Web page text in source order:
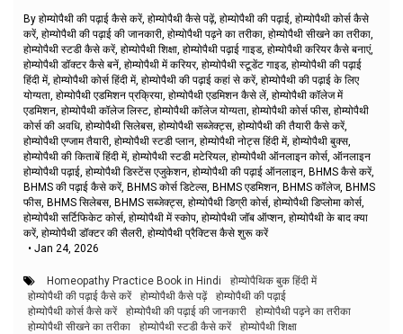
By होम्योपैथी की पढ़ाई कैसे करें, होम्योपैथी कैसे पढ़ें, होम्योपैथी की पढ़ाई, होम्योपैथी कोर्स कैसे
करें, होम्योपैथी की पढ़ाई की जानकारी, होम्योपैथी पढ़ने का तरीका, होम्योपैथी सीखने का तरीका,
होम्योपैथी स्टडी कैसे करें, होम्योपैथी शिक्षा, होम्योपैथी पढ़ाई गाइड, होम्योपैथी करियर कैसे बनाएं,
होम्योपैथी डॉक्टर कैसे बनें, होम्योपैथी में करियर, होम्योपैथी स्टूडेंट गाइड, होम्योपैथी की पढ़ाई
हिंदी में, होम्योपैथी कोर्स हिंदी में, होम्योपैथी की पढ़ाई कहां से करें, होम्योपैथी की पढ़ाई के लिए
योग्यता, होम्योपैथी एडमिशन प्रक्रिया, होम्योपैथी एडमिशन कैसे लें, होम्योपैथी कॉलेज में
एडमिशन, होम्योपैथी कॉलेज लिस्ट, होम्योपैथी कॉलेज योग्यता, होम्योपैथी कोर्स फीस, होम्योपैथी
कोर्स की अवधि, होम्योपैथी सिलेबस, होम्योपैथी सब्जेक्ट्स, होम्योपैथी की तैयारी कैसे करें,
होम्योपैथी एग्जाम तैयारी, होम्योपैथी स्टडी प्लान, होम्योपैथी नोट्स हिंदी में, होम्योपैथी बुक्स,
होम्योपैथी की किताबें हिंदी में, होम्योपैथी स्टडी मटेरियल, होम्योपैथी ऑनलाइन कोर्स, ऑनलाइन
होम्योपैथी पढ़ाई, होम्योपैथी डिस्टेंस एजुकेशन, होम्योपैथी की पढ़ाई ऑनलाइन, BHMS कैसे करें,
BHMS की पढ़ाई कैसे करें, BHMS कोर्स डिटेल्स, BHMS एडमिशन, BHMS कॉलेज, BHMS
फीस, BHMS सिलेबस, BHMS सब्जेक्ट्स, होम्योपैथी डिग्री कोर्स, होम्योपैथी डिप्लोमा कोर्स,
होम्योपैथी सर्टिफिकेट कोर्स, होम्योपैथी में स्कोप, होम्योपैथी जॉब ऑप्शन, होम्योपैथी के बाद क्या
करें, होम्योपैथी डॉक्टर की सैलरी, होम्योपैथी प्रैक्टिस कैसे शुरू करें
• Jan 24, 2026
Homeopathy Practice Book in Hindi
होम्योपैथिक बुक हिंदी में
होम्योपैथी की पढ़ाई कैसे करें
होम्योपैथी कैसे पढ़ें
होम्योपैथी की पढ़ाई
होम्योपैथी कोर्स कैसे करें
होम्योपैथी की पढ़ाई की जानकारी
होम्योपैथी पढ़ने का तरीका
होम्योपैथी सीखने का तरीका
होम्योपैथी स्टडी कैसे करें
होम्योपैथी शिक्षा